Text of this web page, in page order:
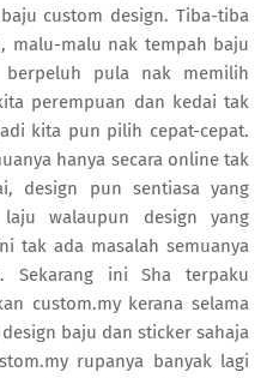
custom design. Tiba-tiba
malu-malu nak tempah baju
pula nak memilih
perempuan dan kedai tak
kita pun pilih cepat-cepat.
hanya secara online tak
design pun sentiasa yang
walaupun design yang
tak ada masalah semuanya
Sekarang ini Sha terpaku
custom.my kerana selama
baju dan sticker sahaja
rupanya banyak lagi